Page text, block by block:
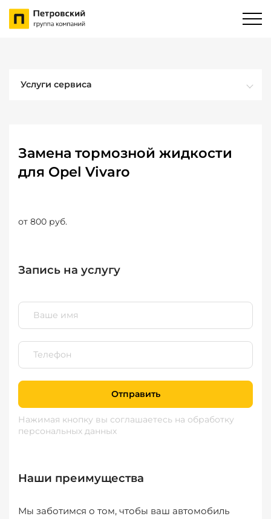
Услуги сервиса
Замена тормозной жидкости
для Opel Vivaro
от 800 руб.
Запись на услугу
Отправить
Нажимая кнопку вы соглашаетесь на обработку
персональных данных
Наши преимущества
Мы заботимся о том, чтобы ваш автомобиль